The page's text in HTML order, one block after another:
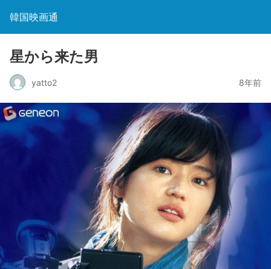
韓国映画通
星から来た男
yatto2 8年前